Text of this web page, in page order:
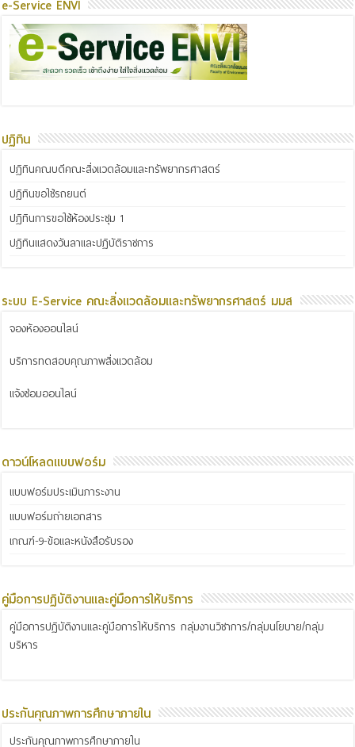
e-Service ENVI
ปฏิทิน
ปฏิทินคณบดีคณะสิ่งแวดล้อมและทรัพยากรศาสตร์
ปฏิทินขอใช้รถยนต์
ปฏิทินการขอใช้ห้องประชุม 1
ปฏิทินแสดงวันลาและปฏิบัติราชการ
ระบบ E-Service คณะสิ่งแวดล้อมและทรัพยากรศาสตร์ มมส
จองห้องออนไลน์
บริการทดสอบคุณภาพสิ่งแวดล้อม
แจ้งซ่อมออนไลน์
ดาวน์โหลดแบบฟอร์ม
แบบฟอร์มประเมินภาระงาน
แบบฟอร์มถ่ายเอกสาร
เกณฑ์-9-ข้อและหนังสือรับรอง
คู่มือการปฏิบัติงานและคู่มือการให้บริการ
คู่มือการปฏิบัติงานและคู่มือการให้บริการ กลุ่มงานวิชาการ/กลุ่มนโยบาย/กลุ่ม
บริหาร
ประกันคุณภาพการศึกษาภายใน
ประกันคุณภาพการศึกษาภายใน